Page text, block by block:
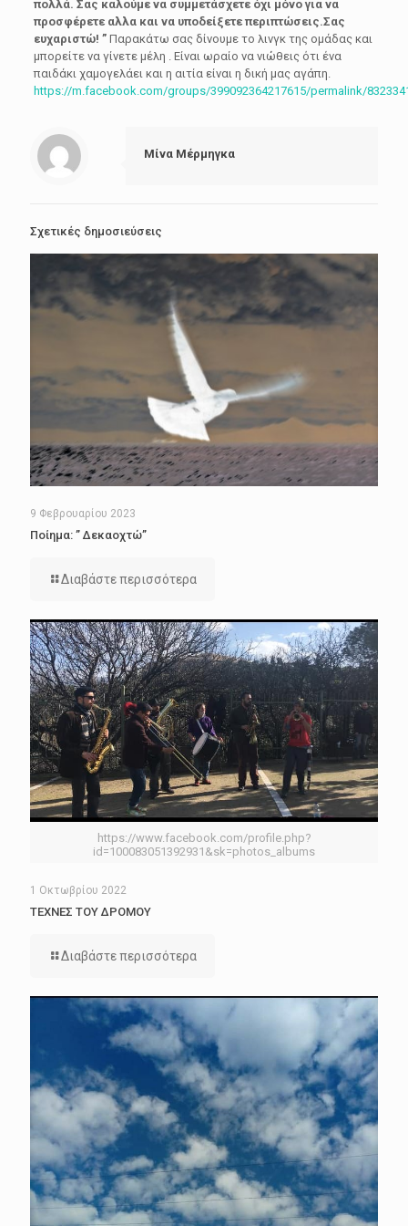
πολλά. Σας καλούμε να συμμετάσχετε όχι μόνο για να
προσφέρετε αλλα και να υποδείξετε περιπτώσεις.Σας
ευχαριστώ! ”Παρακάτω σας δίνουμε το λινγκ της ομάδας και
μπορείτε να γίνετε μέλη . Είναι ωραίο να νιώθεις ότι ένα
παιδάκι χαμογελάει και η αιτία είναι η δική μας αγάπη.
https://m.facebook.com/groups/399092364217615/permalink/
Μίνα Μέρμηγκα
Σχετικές δημοσιεύσεις
9 Φεβρουαρίου 2023
Ποίημα: ” Δεκαοχτώ”
Διαβάστε περισσότερα
https://www.facebook.com/profile.php?
id=100083051392931&sk=photos_albums
1 Οκτωβρίου 2022
ΤΕΧΝΕΣ ΤΟΥ ΔΡΟΜΟΥ
Διαβάστε περισσότερα